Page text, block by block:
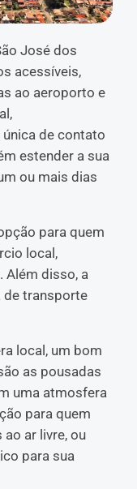
José dos
acessíveis,
ao aeroporto e
de contato
estender a sua
ou mais dias
para quem
local,
Além disso, a
de transporte
local, um bom
as pousadas
uma atmosfera
para quem
ar livre, ou
para sua